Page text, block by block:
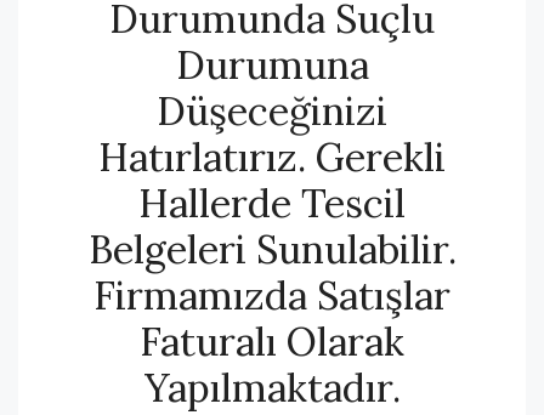
Durumunda Suçlu
Durumuna
Düşeceğinizi
Hatırlatırız. Gerekli
Hallerde Tescil
Belgeleri Sunulabilir.
Firmamızda Satışlar
Faturalı Olarak
Yapılmaktadır.